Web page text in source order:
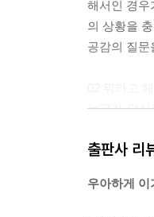
해서인 경우
의 상황을
공감의 질
누군가 당
왜냐고? 예
고요!”라고
출판사 리
우아하게 이